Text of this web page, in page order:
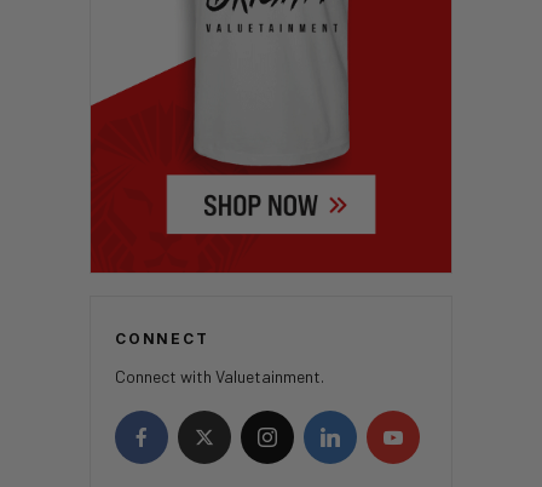
CONNECT
Connect with Valuetainment.